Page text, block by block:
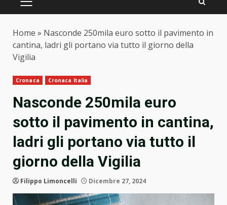
PRIMARY
Home » Nasconde 250mila euro sotto il pavimento in
cantina, ladri gli portano via tutto il giorno della
Vigilia
Cronaca Cronaca Italia
Nasconde 250mila euro
sotto il pavimento in cantina,
ladri gli portano via tutto il
giorno della Vigilia
Filippo Limoncelli Dicembre 27, 2024